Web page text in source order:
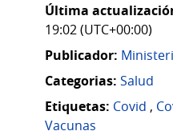
Última
19:02 (UTC+00:00)
Publicador:
Categorias: Salud
Etiquetas: Covid ,
Vacunas